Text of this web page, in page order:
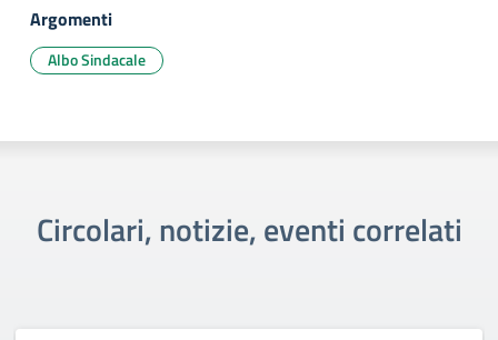
Argomenti
Albo Sindacale
Circolari, notizie, eventi correlati